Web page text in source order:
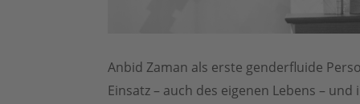
Anbid Zaman als erste genderfluide
Einsatz – auch des eigenen Lebens –